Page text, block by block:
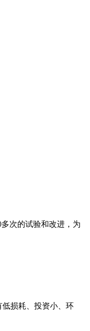
次的试验和改进，为
损耗、投资小、环